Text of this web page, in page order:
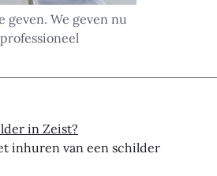
We geven nu
in Zeist?
inhuren van een schilder